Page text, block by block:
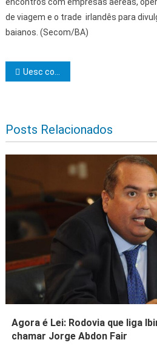
de viagem e o trade irlandês para
baianos. (Secom/BA)
Navegação de Post
Uesc começa implantar os Sistemas Integrados de Gestão Universitária
Posts Relacionados
Agora é Lei: Rodovia que liga
chamar Jorge Abdon Fair